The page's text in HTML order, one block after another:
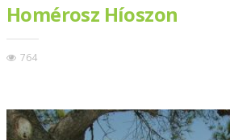
Homérosz Híoszon
764